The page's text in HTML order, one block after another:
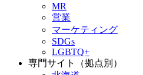
MR
営業
マーケティング
SDGs
LGBTQ+
専門サイト（拠点別）